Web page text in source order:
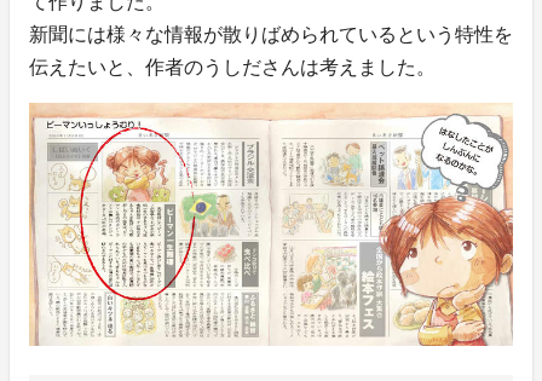
新聞には様々な情報が散りばめられているという特性を
伝えたいと、作者のうしださんは考えました。